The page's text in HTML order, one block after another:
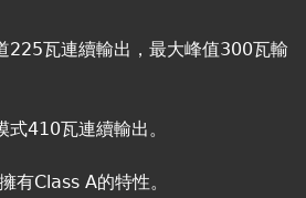
225瓦連續輸出，最大峰值300瓦輸
410瓦連續輸出。
有Class A的特性。